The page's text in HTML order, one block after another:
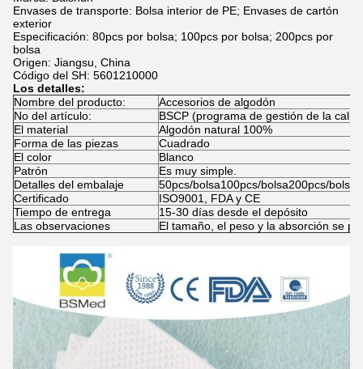
Envases de transporte: Bolsa interior de PE; Envases de cartón
exterior
Especificación: 80pcs por bolsa; 100pcs por bolsa; 200pcs por
bolsa
Origen: Jiangsu, China
Código del SH: 5601210000
Los detalles:
Nombre del producto:
Accesorios de algodón
No del artículo:
BSCP (programa de gestión de la
El material
Algodón natural 100%
Forma de las piezas
Cuadrado
El color
Blanco
Patrón
Es muy simple.
Detalles del embalaje
50pcs/bolsa100pcs/bolsa200pcs/bolsa
Certificado
ISO9001, FDA y CE
Tiempo de entrega
15-30 días desde el depósito
Las observaciones
El tamaño, el peso y la absorción se